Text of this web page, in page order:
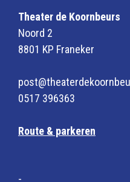
Theater de Koornbeurs
Noord 2
8801 KP Franeker
0517 396363
Route & parkeren
-